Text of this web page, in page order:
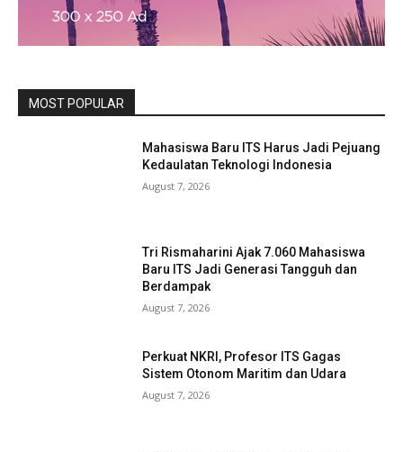
MOST POPULAR
Mahasiswa Baru ITS Harus Jadi Pejuang
Kedaulatan Teknologi Indonesia
August 7, 2026
Tri Rismaharini Ajak 7.060 Mahasiswa
Baru ITS Jadi Generasi Tangguh dan
Berdampak
August 7, 2026
Perkuat NKRI, Profesor ITS Gagas
Sistem Otonom Maritim dan Udara
August 7, 2026